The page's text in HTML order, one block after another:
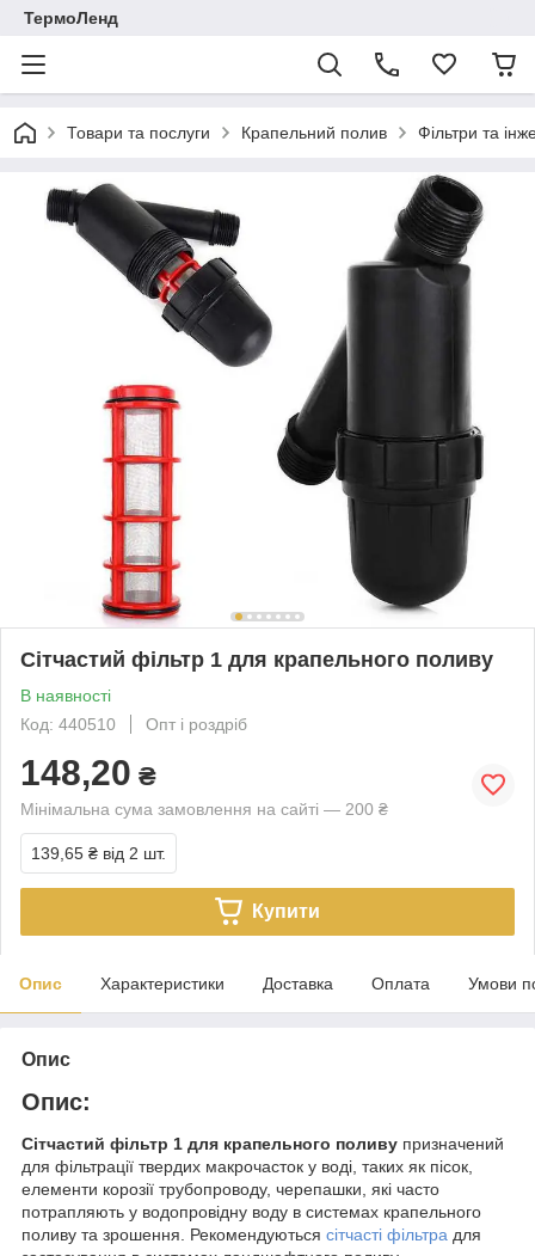
ТермоЛенд
Товари та послуги Крапельний полив Фільтри та
Сітчастий фільтр 1 для крапельного поливу
В наявності
Код: 440510
Опт і роздріб
148,20 ₴
Мінімальна сума замовлення на сайті — 200 ₴
139,65 ₴ від 2 шт.
Купити
Опис Характеристики Доставка Оплата Умови
Опис
Опис:
Сітчастий фільтр 1 для крапельного поливу призначений
для фільтрації твердих макрочасток у воді, таких як пісок,
елементи корозії трубопроводу, черепашки, які часто
потрапляють у водопровідну воду в системах крапельного
поливу та зрошення. Рекомендуються сітчасті фільтра для